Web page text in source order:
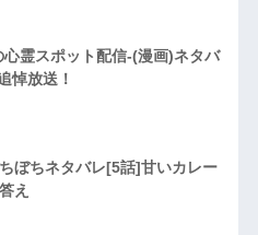
霊スポット配信-(漫画)ネタバ
悼放送！
ぼちネタバレ[5話]甘いカレー
え